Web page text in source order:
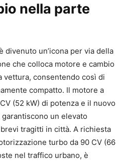
nella parte
divenuto un’icona per via della
che colloca motore e cambio
consentendo così di
compatto. Il motore a
(52 kW) di potenza e il nuovo
un elevato
tragitti in città. A richiesta
turbo da 90 CV (66
nel traffico urbano, è